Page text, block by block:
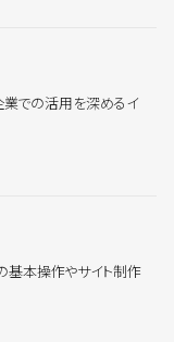
での活用を深めるイ
基本操作やサイト制作